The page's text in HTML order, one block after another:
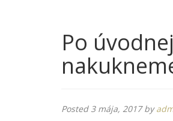
Po
Posted 3 mája, 2017by